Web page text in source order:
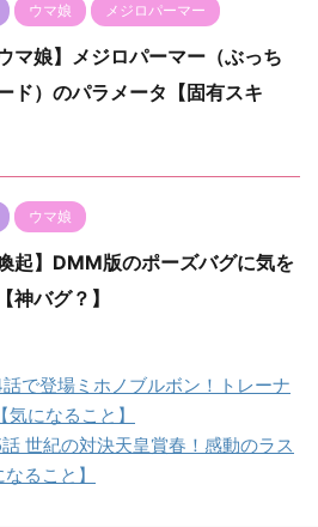
ウマ娘 メジロパーマー
ウマ娘】メジロパーマー（ぶっち
ド）のパラメータ【固有スキ
ウマ娘
喚起】DMM版のポーズバグに気を
神バグ？】
話で登場ミホノブルボン！トレーナ
になること】
話 世紀の対決天皇賞春！感動のラス
ること】